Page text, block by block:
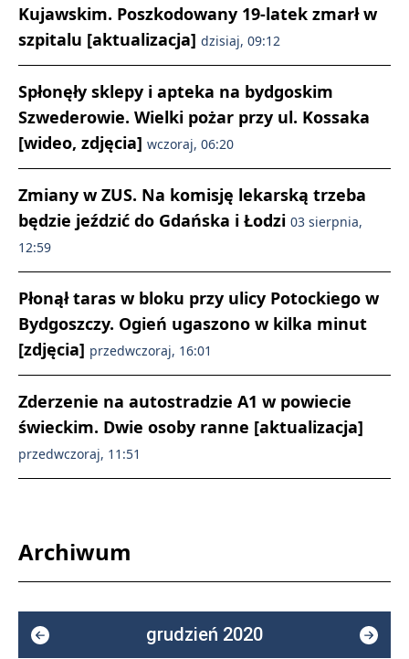
Kujawskim. Poszkodowany 19-latek zmarł w
szpitalu [aktualizacja] dzisiaj, 09:12
Spłonęły sklepy i apteka na bydgoskim
Szwederowie. Wielki pożar przy ul. Kossaka
[wideo, zdjęcia] wczoraj, 06:20
Zmiany w ZUS. Na komisję lekarską trzeba
będzie jeździć do Gdańska i Łodzi 03 sierpnia,
12:59
Płonął taras w bloku przy ulicy Potockiego w
Bydgoszczy. Ogień ugaszono w kilka minut
[zdjęcia] przedwczoraj, 16:01
Zderzenie na autostradzie A1 w powiecie
świeckim. Dwie osoby ranne [aktualizacja]
przedwczoraj, 11:51
Archiwum
grudzień 2020